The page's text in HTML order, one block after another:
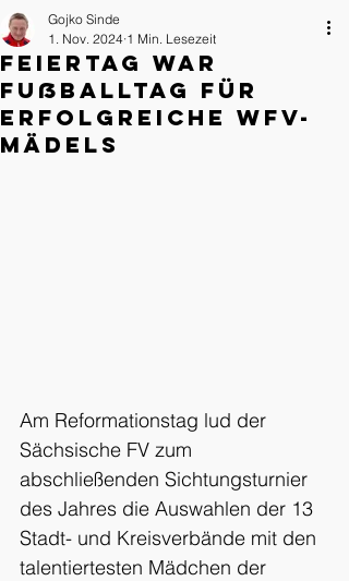
Feiertag war
Fußballtag für
erfolgreiche WFV-
Mädels
Gojko Sinde
1. Nov. 2024 1 Min. Lesezeit
Am Reformationstag lud der
Sächsische FV zum
abschließenden Sichtungsturnier
des Jahres die Auswahlen der 13
Stadt- und Kreisverbände mit den
talentiertesten Mädchen der